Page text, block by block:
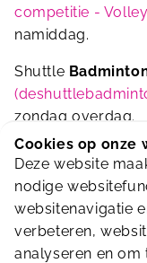
competitie -
namiddag.
Shuttle
zondag overdag.
KNVB Futsal
Tenniscompetitie
informatie,
Cookies op onze
Deze website
nodige
websitenavigatie
verbeteren,
analyseren en